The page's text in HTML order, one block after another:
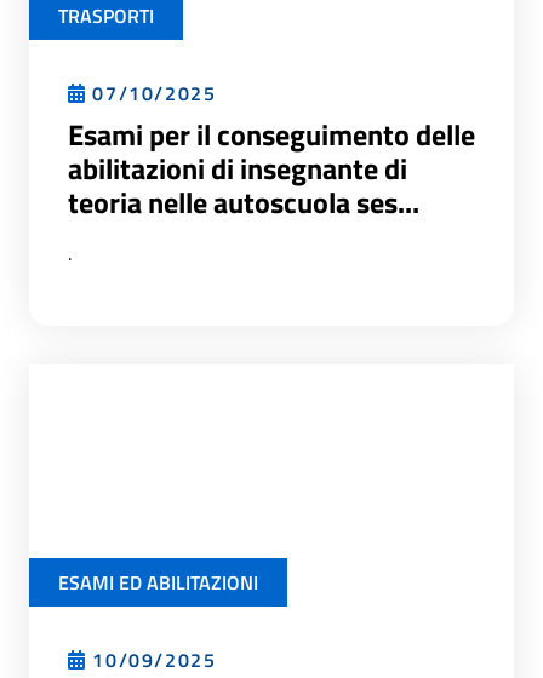
TRASPORTI
07/10/2025
Esami per il conseguimento delle
abilitazioni di insegnante di
teoria nelle autoscuola ses...
.
ESAMI ED ABILITAZIONI
10/09/2025